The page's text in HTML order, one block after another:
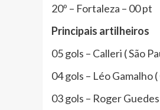
20º – Fortaleza – 00 pt
Principais artilheiros
05 gols – Calleri ( São
04 gols – Léo Gamalho
03 gols – Roger